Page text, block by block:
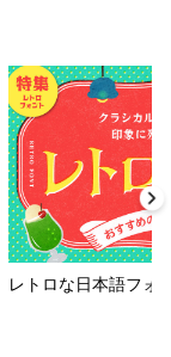
レトロな日本語フォ